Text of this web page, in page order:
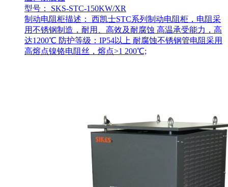
型号： SKS-STC-150KW/XR
制动电阻柜描述： 西凯士STC系列制动电阻柜，电阻采
用不锈钢制造，耐用、高效及耐腐蚀 高温承受能力，高
达1200℃ 防护等级：IP54以上 耐腐蚀不锈钢管电阻采用
高熔点镍铬电阻丝，熔点>1 200℃;